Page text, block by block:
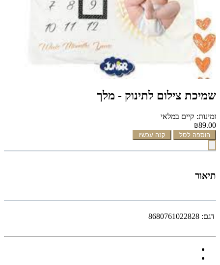
שמיכת צילום לתינוק - מלך
זמינות: קיים במלאי
₪89.00
הוספה לסל קנה עכשיו
תיאור
דגם: 8680761022828